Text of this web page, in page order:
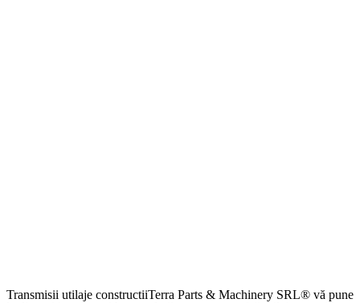
Transmisii utilaje constructiiTerra Parts & Machinery SRL® vă pune